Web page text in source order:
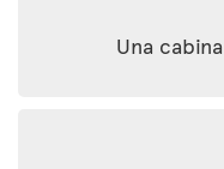
Una